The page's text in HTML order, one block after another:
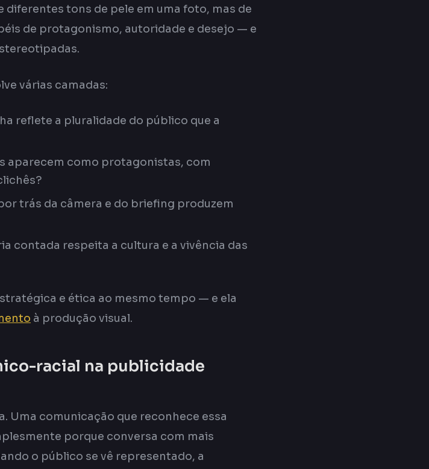
diferentes tons de pele em uma foto, mas de
de protagonismo, autoridade e desejo — e
várias camadas:
reflete a pluralidade do público que a
aparecem como protagonistas, com
trás da câmera e do briefing produzem
contada respeita a cultura e a vivência das
e ética ao mesmo tempo — e ela
à produção visual.
racial na publicidade
Uma comunicação que reconhece essa
porque conversa com mais
o público se vê representado, a